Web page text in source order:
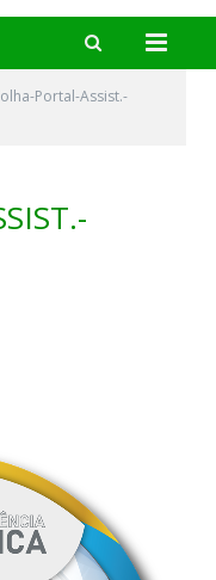
Portal-Assist.-